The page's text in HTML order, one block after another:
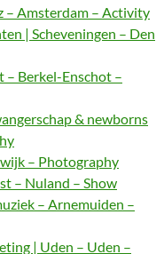
– Amsterdam – Activity
| Scheveningen – Den
– Berkel-Enschot –
& newborns
– Photography
– Nuland – Show
– Arnemuiden –
| Uden – Uden –